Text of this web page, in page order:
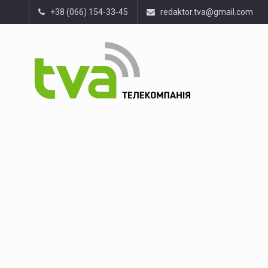
+38 (066) 154-33-45 redaktor.tva@gmail.com